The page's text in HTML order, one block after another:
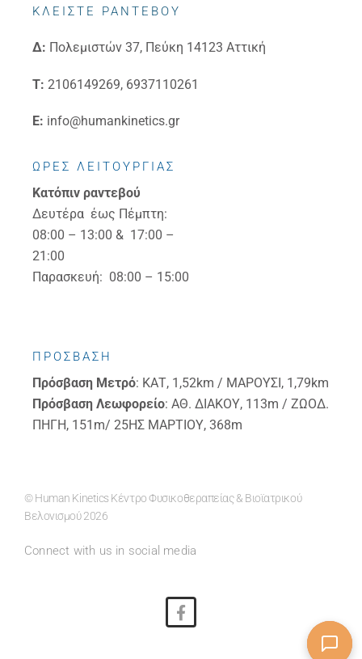
ΚΛΕΙΣΤΕ ΡΑΝΤΕΒΟΥ
Δ: Πολεμιστών 37, Πεύκη 14123 Αττική
Τ: 2106149269, 6937110261
E: info@humankinetics.gr
ΩΡΕΣ ΛΕΙΤΟΥΡΓΙΑΣ
Κατόπιν ραντεβού
Δευτέρα έως Πέμπτη:
08:00 – 13:00 & 17:00 –
21:00
Παρασκευή: 08:00 – 15:00
ΠΡΟΣΒΑΣΗ
Πρόσβαση Μετρό: ΚΑΤ, 1,52km / ΜΑΡΟΥΣΙ, 1,79km
Πρόσβαση Λεωφορείο: ΑΘ. ΔΙΑΚΟΥ, 113m / ΖΩΟΔ.
ΠΗΓΗ, 151m/ 25ΗΣ ΜΑΡΤΙΟΥ, 368m
© Human Kinetics Κέντρο Φυσικοθεραπείας & Βιοϊατρικού
Βελονισμού 2026
Connect with us in social media